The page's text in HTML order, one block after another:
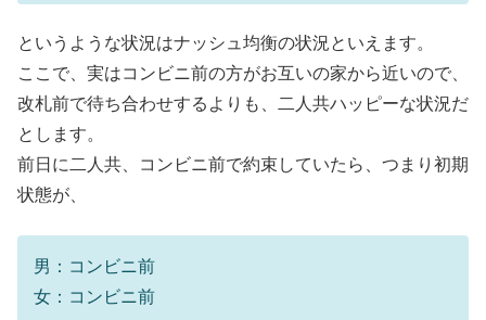
というような状況はナッシュ均衡の状況といえます。
ここで、実はコンビニ前の方がお互いの家から近いので、
改札前で待ち合わせするよりも、二人共ハッピーな状況だ
とします。
前日に二人共、コンビニ前で約束していたら、つまり初期
状態が、
男：コンビニ前
女：コンビニ前